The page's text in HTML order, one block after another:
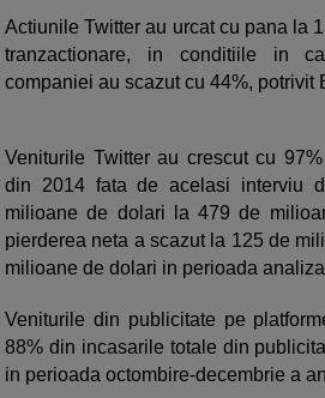
Actiunile Twitter au urcat cu pana la
tranzactionare, in conditiile in
companiei au scazut cu 44%, potrivit
Veniturile Twitter au crescut cu
din 2014 fata de acelasi interviu
milioane de dolari la 479 de
pierderea neta a scazut la 125 de
milioane de dolari in perioada
Veniturile din publicitate pe
88% din incasarile totale din
in perioada octombire-decembrie a